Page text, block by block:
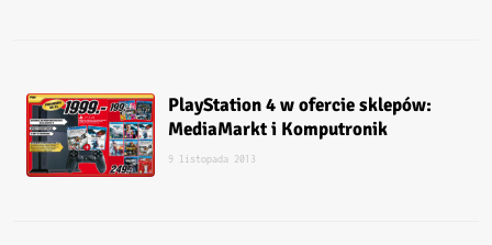
PlayStation 4 w ofercie sklepów:
MediaMarkt i Komputronik
9 listopada 2013